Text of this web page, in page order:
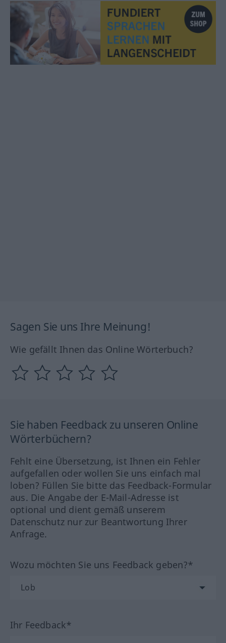
Sagen Sie uns Ihre Meinung!
Wie gefällt Ihnen das Online Wörterbuch?
Sie haben Feedback zu unseren Online
Wörterbüchern?
Fehlt eine Übersetzung, ist Ihnen ein Fehler
aufgefallen oder wollen Sie uns einfach mal
loben? Füllen Sie bitte das Feedback-Formular
aus. Die Angabe der E-Mail-Adresse ist
optional und dient gemäß unserem
Datenschutz nur zur Beantwortung Ihrer
Anfrage.
Wozu möchten Sie uns Feedback geben?*
Ihr Feedback*